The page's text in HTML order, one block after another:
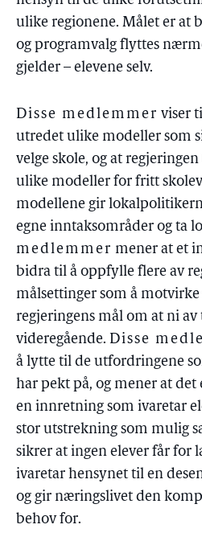
ulike regionene. Målet er at
og programvalg flyttes
gjelder – elevene selv.
Disse medlemmer viser
utredet ulike modeller som
velge skole, og at
ulike modeller for fritt
modellene gir
egne inntaksområder og ta
medlemmer mener at et
bidra til å oppfylle flere av
målsettinger som å motvirke
regjeringens mål om at ni
videregående. Disse
å lytte til de utfordringene
har pekt på, og mener at
en innretning som ivaretar
stor utstrekning som mulig
sikrer at ingen elever får for
ivaretar hensynet til en
og gir næringslivet den
behov for.